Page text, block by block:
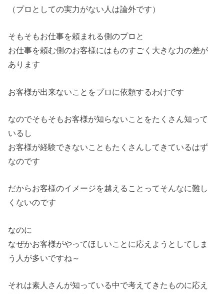
（プロとしての実力がない人は論外です）
そもそもお仕事を頼まれる側のプロと
お仕事を頼む側のお客様にはものすごく大きな力の差が
あります
お客様が出来ないことをプロに依頼するわけです
なのでそもそもお客様が知らないことをたくさん知って
いるし
お客様が経験できないこともたくさんしてきているはず
なのです
だからお客様のイメージを越えることってそんなに難し
くないのです
なのに
なぜかお客様がやってほしいことに応えようとしてしま
う人が多いですね～
それは素人さんが知っている中で考えてきたものに応え